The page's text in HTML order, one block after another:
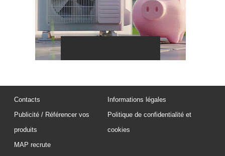
Contacts
Publicité / Référencer vos
produits
MAP recrute
Informations légales
Politique de confidentialité et
cookies